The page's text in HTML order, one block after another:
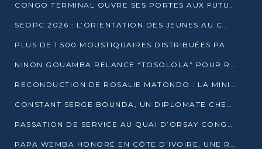
CONGO TERMINAL OUVRE SES PORTES AUX FUTURS INGÉNIEURS AU FORUM DES MÉTIERS D’UCAC-ICAM
SEOPC 2026 : L’ORIENTATION DES JEUNES AU CŒUR DE LA DEUXIÈME ÉDITION
PLUS DE 1 500 MOUSTIQUAIRES DISTRIBUÉES PAR AGL ET CONGO TERMINAL DANS LA LUTTE CONTRE LE PALUDISME
NINON GOUAMBA RELANCE “TOSOLOLA” POUR RENFORCER LE DIALOGUE AVEC LES CITOYENS
RECONDUCTION DE ROSALIE MATONDO : LA MINISTRE PROMET D’ACCÉLÉRER LE TRAITEMENT DES DOSSIERS ET DE RELEVER DE NOUVEAUX DÉFIS
CONSTANT SERGE BOUNDA, UN DIPLOMATE CHEVRONNÉ AUX COMMANDES DES AFFAIRES ÉTRANGÈRES
PASSATION DE SERVICE AU QUAI D’ORSAY CONGOLAIS : GAKOSSO PASSE LE FLAMBEAU À BOUNDA
PAPA WEMBA HONORÉ EN CÔTE D’IVOIRE, UNE RUE PORTE DÉSORMAIS SON NOM